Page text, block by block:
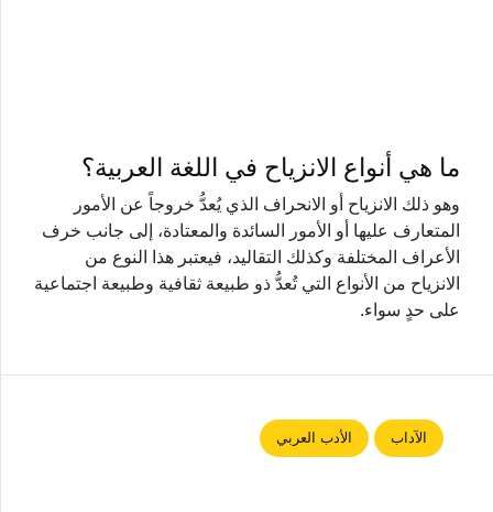
ما هي أنواع الانزياح في اللغة العربية؟
وهو ذلك الانزياح أو الانحراف الذي يُعدُّ خروجاً عن الأمور
المتعارف عليها أو الأمور السائدة والمعتادة، إلى جانب خرف
الأعراف المختلفة وكذلك التقاليد، فيعتبر هذا النوع من
الانزياح من الأنواع التي تُعدُّ ذو طبيعة ثقافية وطبيعة اجتماعية
على حدٍ سواء.
الآداب الأدب العربي